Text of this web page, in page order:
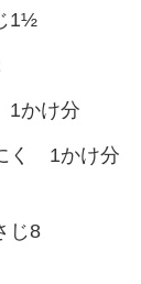
1½
かけ分
く 1かけ分
じ8